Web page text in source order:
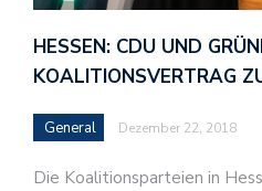
HESSEN: CDU UND
KOALITIONSVERTRAG
General Dezember 22, 2018
Die Koalitionsparteien in